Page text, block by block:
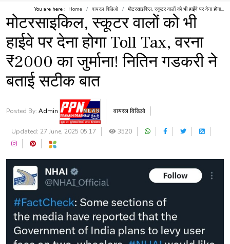
You are here : Home वायरल विडिओ मोटरसाइकिल, स्कूटर वालों को भी हाईवे पर देना होगा...
मोटरसाइकिल, स्कूटर वालों को भी
हाईवे पर देना होगा Toll Tax, वरना
₹2000 का जुर्माना! नितिन गडकरी ने
बताई सटीक बात
Posted By: Admin वायरल विडिओ
Updated: 27 June, 2025 05:17 3520